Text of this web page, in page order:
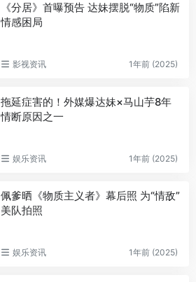
《分居》首曝预告 达妹摆脱“物质”陷新
情感困局
影视资讯 1年前 (2025)
拖延症害的！外媒爆达妹×马山芋8年
情断原因之一
娱乐资讯 1年前 (2025)
佩爹晒《物质主义者》幕后照 为“情敌”
美队拍照
娱乐资讯 1年前 (2025)